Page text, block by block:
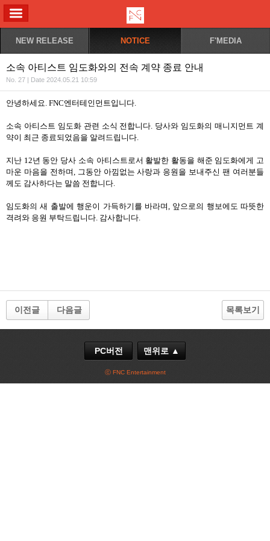
NEW RELEASE NOTICE F'MEDIA
소속 아티스트 임도화와의 전속 계약 종료 안내
No. 27 | Date 2024.05.21 10:59
안녕하세요. FNC엔터테인먼트입니다.
소속 아티스트 임도화 관련 소식 전합니다. 당사와 임도화의 매니지먼트 계
약이 최근 종료되었음을 알려드립니다.
지난 12년 동안 당사 소속 아티스트로서 활발한 활동을 해준 임도화에게 고
마운 마음을 전하며, 그동안 아낌없는 사랑과 응원을 보내주신 팬 여러분들
께도 감사하다는 말씀 전합니다.
임도화의 새 출발에 행운이 가득하기를 바라며, 앞으로의 행보에도 따뜻한
격려와 응원 부탁드립니다. 감사합니다.
이전글 다음글 목록보기
PC버전 맨위로 ▲
ⓒ FNC Entertainment